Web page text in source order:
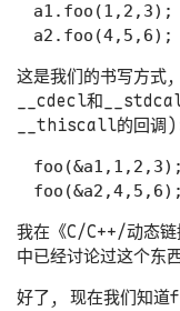
a1.foo(1,2,3);
这是我们的书写方式
__cdecl和
__thiscall的回调
foo(&a1,1,2,3);
我在《C/C++/动态链
中已经讨论过这个
好了, 现在我们知道